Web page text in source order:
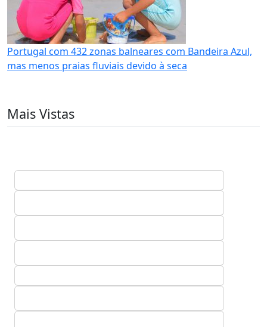
Portugal com 432 zonas balneares com Bandeira Azul,
mas menos praias fluviais devido à seca
Mais Vistas